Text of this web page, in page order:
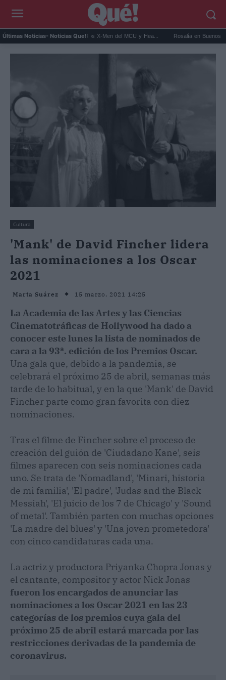
Últimas Noticias- Noticias Que!:
será Cíclope en los X-Men del MCU y Hea... Rosalía en Buenos Aires:
Cultura
'Mank' de David Fincher lidera
las nominaciones a los Oscar
2021
Marta Suárez 15 marzo, 2021 14:25
La Academia de las Artes y las Ciencias
Cinematotráficas de Hollywood ha dado a
conocer este lunes la lista de nominados de
cara a la 93ª. edición de los Premios Oscar.
Una gala que, debido a la pandemia, se
celebrará el próximo 25 de abril, semanas más
tarde de lo habitual, y en la que 'Mank' de David
Fincher parte como gran favorita con diez
nominaciones.
Tras el filme de Fincher sobre el proceso de
creación del guión de 'Ciudadano Kane', seis
filmes aparecen con seis nominaciones cada
uno. Se trata de 'Nomadland', 'Minari, historia
de mi familia', 'El padre', 'Judas and the Black
Messiah', 'El juicio de los 7 de Chicago' y 'Sound
of metal'. También parten con muchas opciones
'La madre del blues' y 'Una joven prometedora'
con cinco candidaturas cada una.
La actriz y productora Priyanka Chopra Jonas y
el cantante, compositor y actor Nick Jonas
fueron los encargados de anunciar las
nominaciones a los Oscar 2021 en las 23
categorías de los premios cuya gala del
próximo 25 de abril estará marcada por las
restricciones derivadas de la pandemia de
coronavirus.